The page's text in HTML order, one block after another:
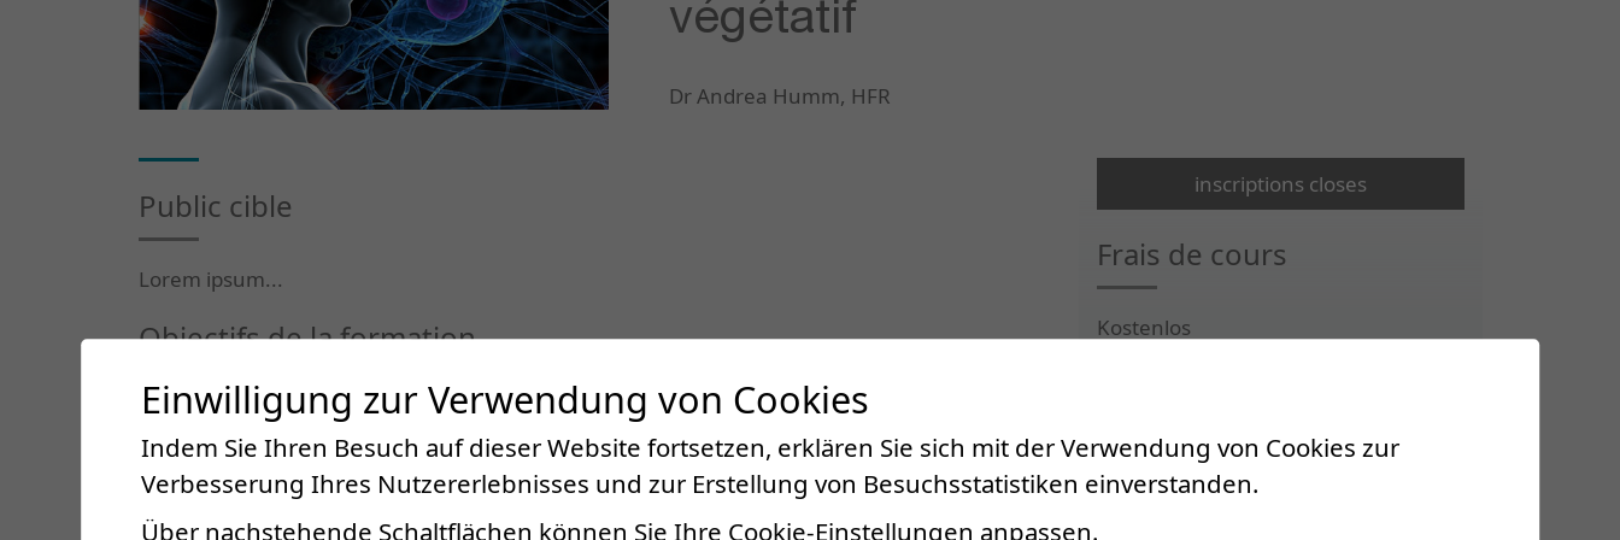
végétatif
Dr Andrea Humm, HFR
Public cible
Lorem ipsum...
Objectifs de la formation
Lorem ipsum...
Contenu du cours
inscriptions closes
Frais de cours
Kostenlos
ecs@crr-suva.ch
Einwilligung zur Verwendung von Cookies
Indem Sie Ihren Besuch auf dieser Website fortsetzen, erklären Sie sich mit der Verwendung von Cookies zur
Verbesserung Ihres Nutzererlebnisses und zur Erstellung von Besuchsstatistiken einverstanden.
Über nachstehende Schaltflächen können Sie Ihre Cookie-Einstellungen anpassen.